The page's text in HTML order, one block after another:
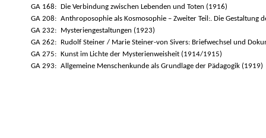
GA 168:
Die Verbindung zwischen Lebenden und Toten (1916)
GA 208: Anthroposophie als Kosmosophie – Zweiter Teil:. Die Gestaltung
GA 232:
Mysteriengestaltungen (1923)
GA 262:
Rudolf Steiner / Marie Steiner-von Sivers: Briefwechsel und
GA 275:
Kunst im Lichte der Mysterienweisheit (1914/1915)
GA 293: Allgemeine Menschenkunde als Grundlage der Pädagogik (1919)